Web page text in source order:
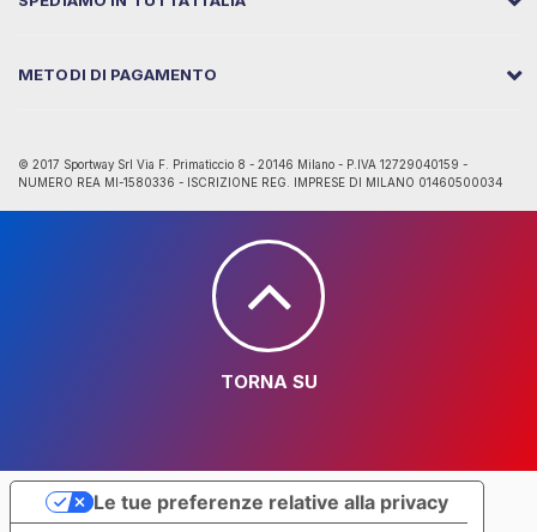
METODI DI PAGAMENTO
© 2017 Sportway Srl Via F. Primaticcio 8 - 20146 Milano - P.IVA 12729040159 -
NUMERO REA MI-1580336 - ISCRIZIONE REG. IMPRESE DI MILANO 01460500034
TORNA SU
Le tue preferenze relative alla privacy